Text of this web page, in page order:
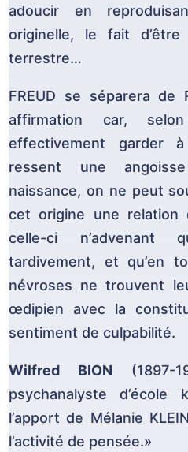
adoucir en
originelle, le fait d’être
terrestre…
FREUD se séparera de
affirmation car,
effectivement garder
ressent une
naissance, on ne peut
cet origine une relation
celle-ci n’advenant
tardivement, et qu’en
névroses ne trouvent
œdipien avec la
sentiment de culpabilité.
Wilfred BION (1897-
psychanalyste d’école
l’apport de Mélanie
l’activité de pensée.»